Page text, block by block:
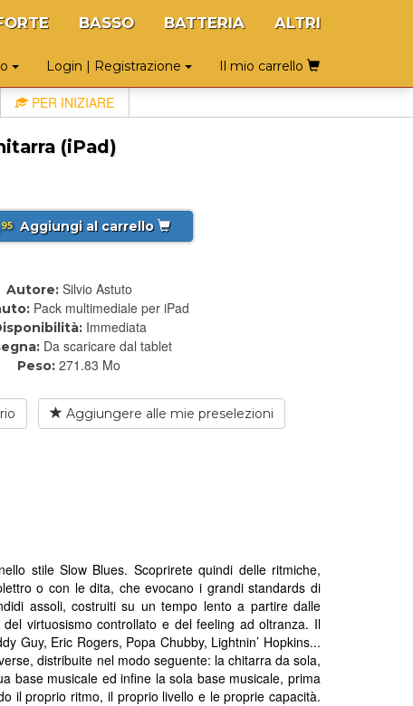
BASSO BATTERIA ALTRI
Login | Registrazione Il mio carrello
PER INIZIARE
(iPad)
95 Aggiungi al carrello
Autore: Silvio Astuto
Pack multimediale per iPad
Immediata
Da scaricare dal tablet
Peso: 271.83 Mo
Aggiungere alle mie preselezioni
stile Slow Blues. Scoprirete quindi delle ritmiche,
o con le dita, che evocano i grandi standards di
assoli, costruiti su un tempo lento a partire dalle
virtuosismo controllato e del feeling ad oltranza. Il
Guy, Eric Rogers, Popa Chubby, Lightnin’ Hopkins...
distribuite nel modo seguente: la chitarra da sola,
base musicale ed infine la sola base musicale, prima
il proprio ritmo, il proprio livello e le proprie capacità.